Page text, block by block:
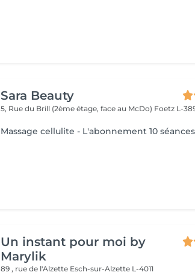
Sara Beauty
5, Rue du Brill (2ème étage, face au McDo) Foetz L-
Massage cellulite - L'abonnement 10 séances
Un instant pour moi by
Marylik
89 , rue de l'Alzette Esch-sur-Alzette L-4011